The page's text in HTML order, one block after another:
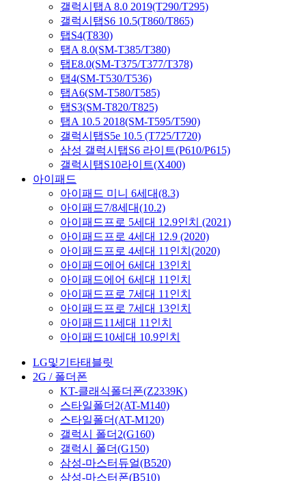
갤럭시탭A 8.0 2019(T290/T295)
갤럭시탭S6 10.5(T860/T865)
탭S4(T830)
탭A 8.0(SM-T385/T380)
탭E8.0(SM-T375/T377/T378)
탭4(SM-T530/T536)
탭A6(SM-T580/T585)
탭S3(SM-T820/T825)
탭A 10.5 2018(SM-T595/T590)
갤럭시탭S5e 10.5 (T725/T720)
삼성 갤럭시탭S6 라이트(P610/P615)
갤럭시탭S10라이트(X400)
아이패드
아이패드 미니 6세대(8.3)
아이패드7/8세대(10.2)
아이패드프로 5세대 12.9인치 (2021)
아이패드프로 4세대 12.9 (2020)
아이패드프로 4세대 11인치(2020)
아이패드에어 6세대 13인치
아이패드에어 6세대 11인치
아이패드프로 7세대 11인치
아이패드프로 7세대 13인치
아이패드11세대 11인치
아이패드10세대 10.9인치
LG및기타태블릿
2G / 폴더폰
KT-클래식폴더폰(Z2339K)
스타일폴더2(AT-M140)
스타일폴더(AT-M120)
갤럭시 폴더2(G160)
갤럭시 폴더(G150)
삼성-마스터듀얼(B520)
삼성-마스터폰(B510)